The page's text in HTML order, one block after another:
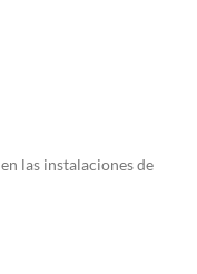
en las instalaciones de